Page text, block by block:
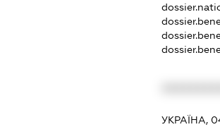
УКРАЇНА,